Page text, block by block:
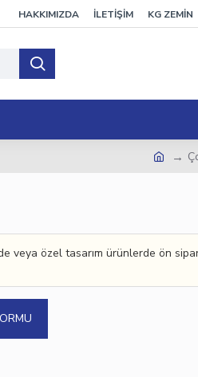
HAKKIMIZDA İLETİŞİM KG ZEMİN
veya özel tasarım ürünlerde ön